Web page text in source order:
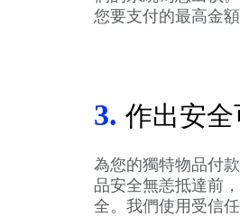
您要支付的最高金
3. 作出安
為您的獨特物品付
品安全無恙抵達前
全。我們使用受信